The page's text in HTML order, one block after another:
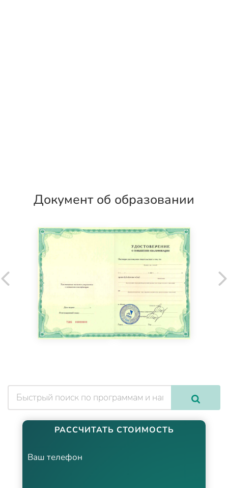
Документ об образовании
РАССЧИТАТЬ СТОИМОСТЬ
Ваш телефон